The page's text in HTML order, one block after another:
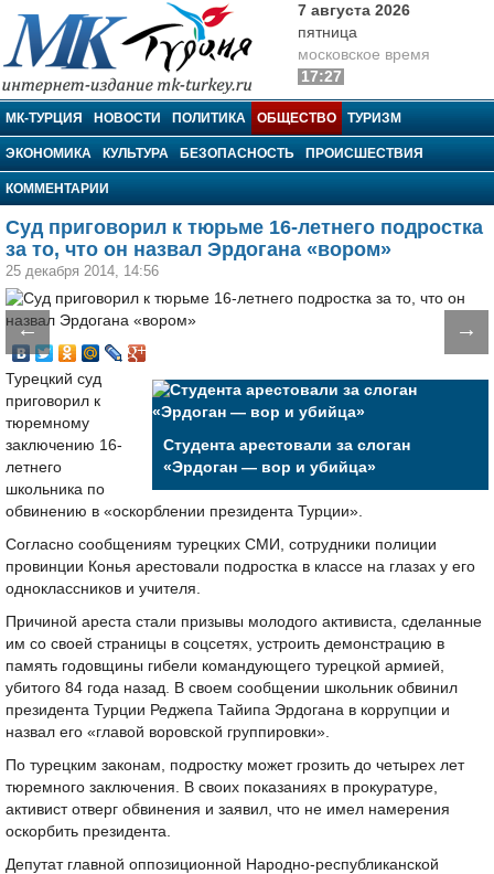
МК-Турция
7 августа 2026
пятница
московское время
17:27
МК-ТУРЦИЯ НОВОСТИ ПОЛИТИКА ОБЩЕСТВО ТУРИЗМ
ЭКОНОМИКА КУЛЬТУРА БЕЗОПАСНОСТЬ ПРОИСШЕСТВИЯ
КОММЕНТАРИИ
Cуд приговорил к тюрьме 16-летнего подростка
за то, что он назвал Эрдогана «вором»
25 декабря 2014, 14:56
← →
Студента арестовали за слоган
«Эрдоган — вор и убийца»
Турецкий суд
приговорил к
тюремному
заключению 16-
летнего
школьника по
обвинению в «оскорблении президента Турции».
Согласно сообщениям турецких СМИ, сотрудники полиции
провинции Конья арестовали подростка в классе на глазах у его
одноклассников и учителя.
Причиной ареста стали призывы молодого активиста, сделанные
им со своей страницы в соцсетях, устроить демонстрацию в
память годовщины гибели командующего турецкой армией,
убитого 84 года назад. В своем сообщении школьник обвинил
президента Турции Реджепа Тайипа Эрдогана в коррупции и
назвал его «главой воровской группировки».
По турецким законам, подростку может грозить до четырех лет
тюремного заключения. В своих показаниях в прокуратуре,
активист отверг обвинения и заявил, что не имел намерения
оскорбить президента.
Депутат главной оппозиционной Народно-республиканской